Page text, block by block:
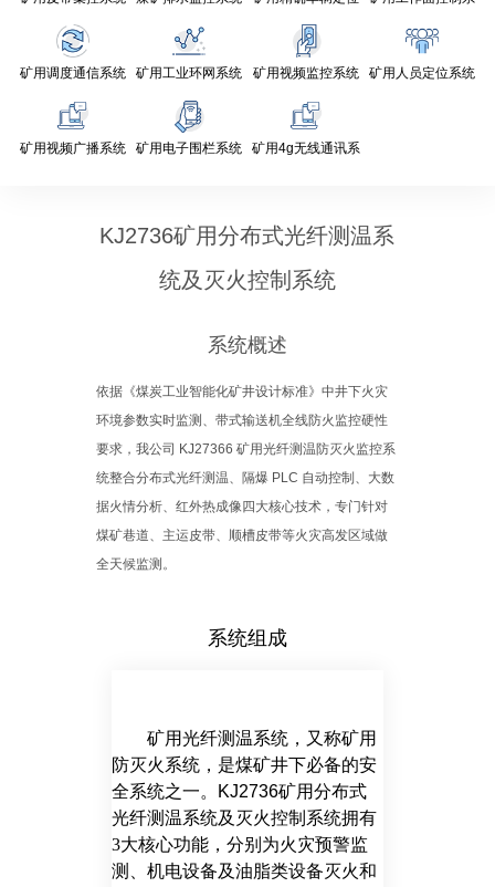
矿用调度通信系统 矿用工业环网系统 矿用视频监控系统 矿用人员定位系统
矿用视频广播系统 矿用电子围栏系统
矿用4g无线通讯系
KJ2736矿用分布式光纤测温系
统及灭火控制系统
系统概述
依据《煤炭工业智能化矿井设计标准》中井下火灾
环境参数实时监测、带式输送机全线防火监控硬性
要求，我公司 KJ27366 矿用光纤测温防灭火监控系
统整合分布式光纤测温、隔爆 PLC 自动控制、大数
据火情分析、红外热成像四大核心技术，专门针对
煤矿巷道、主运皮带、顺槽皮带等火灾高发区域做
全天候监测。
系统组成
矿用光纤测温系统，又称矿用
防灭火系统，是煤矿井下必备的安
全系统之一。KJ2736矿用分布式
光纤测温系统及灭火控制系统拥有
3大核心功能，分别为火灾预警监
测、机电设备及油脂类设备灭火和